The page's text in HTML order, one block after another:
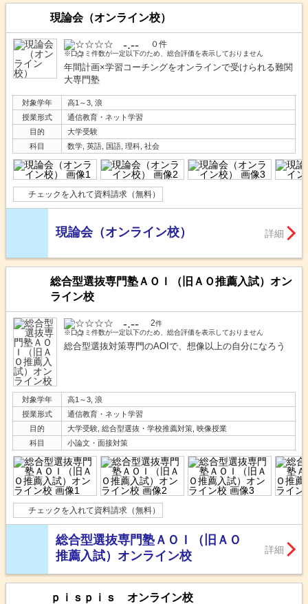
現論会（オンライン校）
-.-- ０件
※口コミ件数が一定以下のため、総合評価を表示しておりません
年間計画×学習コーチングをオンラインで受けられる難関
大専門塾
対象学年
高1～3, 浪
授業形式
通信教育・ネット学習
目的
大学受験
科目
数学, 英語, 国語, 理科, 社会
チェックを入れて資料請求（無料）
現論会（オンライン校） 詳細
総合型選抜専門塾ＡＯＩ（旧ＡＯ推薦入試）オン
ライン校
-.-- 2件
※口コミ件数が一定以下のため、総合評価を表示しておりません
総合型選抜対策専門のAOIで、想像以上の自分になろう
対象学年
高1～3, 浪
授業形式
通信教育・ネット学習
目的
大学受験, 総合型選抜・学校推薦対策, 映像授業
科目
小論文・面接対策
チェックを入れて資料請求（無料）
総合型選抜専門塾ＡＯＩ（旧ＡＯ
推薦入試）オンライン校
詳細
ｐｉｓｐｉｓ オンライン校